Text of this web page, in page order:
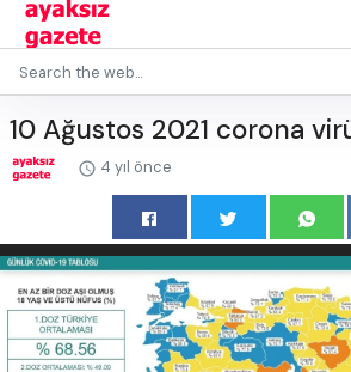
10 Ağustos 2021 corona
4 yıl önce